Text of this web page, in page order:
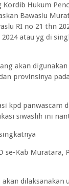
Hukum
Bawaslu
RI no 21 thn
atau yg di
akan
provinsinya
kpd panwascam
siwaslih ini
se-Kab Muratara,
dilaksanakan